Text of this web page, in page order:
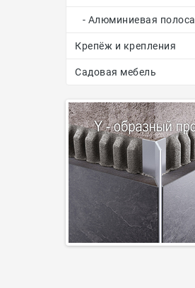
- Алюминиевая полоса
Крепёж и крепления
Садовая мебель